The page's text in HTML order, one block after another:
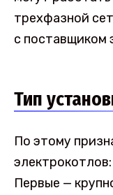
трехфазной
с поставщиком
Тип
По этому
Первые —